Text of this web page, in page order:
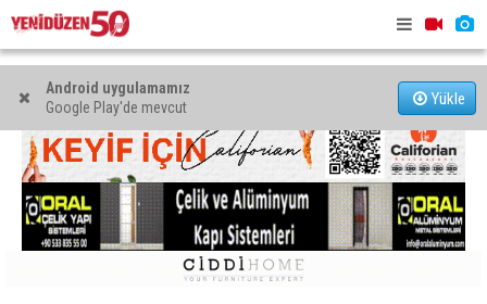
Android uygulamamız
Google Play'de mevcut
Yükle